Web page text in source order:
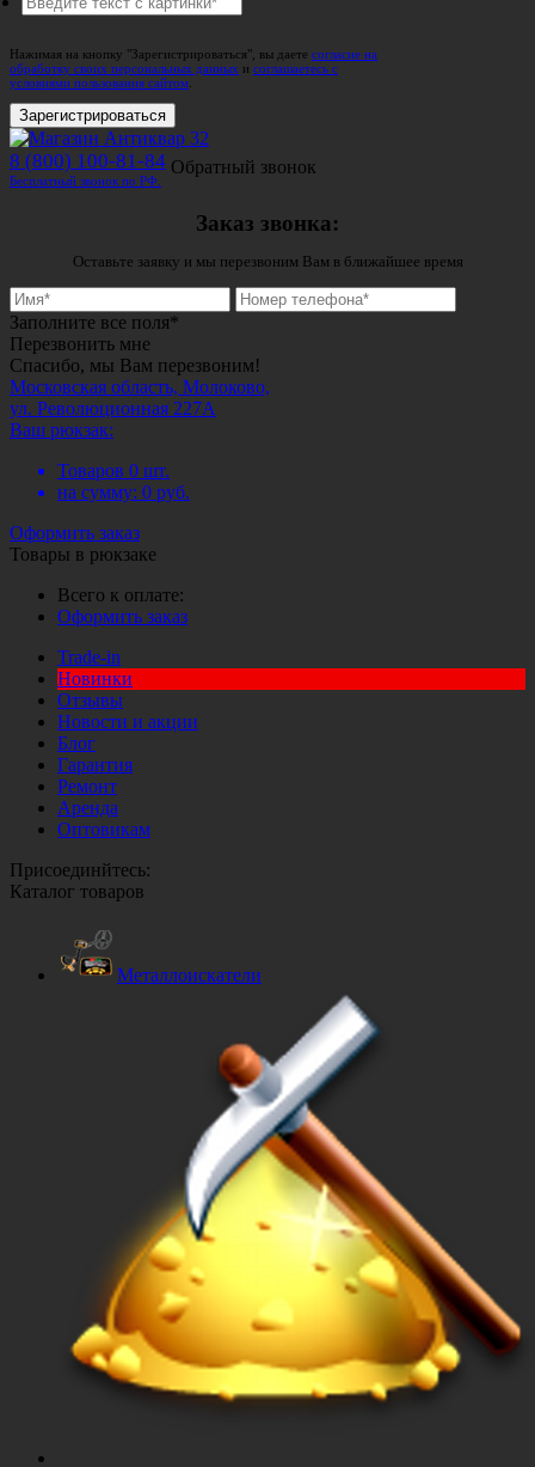
Нажимая на кнопку "Зарегистрироваться", вы даете согласие на
обработку своих персональных данных и соглашаетесь с
условиями пользования сайтом
Зарегистрироваться
8 (800) 100-81-84
Бесплатный звонок по РФ.
Обратный звонок
Заказ звонка:
Оставьте заявку и мы перезвоним Вам в ближайшее время
Заполните все поля*
Перезвонить мне
Спасибо, мы Вам перезвоним!
Московская область, Молоково,
ул. Революционная 227А
Ваш рюкзак:
Товаров 0 шт.
на сумму: 0 руб.
Оформить заказ
Товары в рюкзаке
Всего к оплате:
Оформить заказ
Trade-in
Новинки
Отзывы
Новости и акции
Блог
Гарантия
Ремонт
Аренда
Оптовикам
Присоединйтесь:
Каталог товаров
Металлоискатели